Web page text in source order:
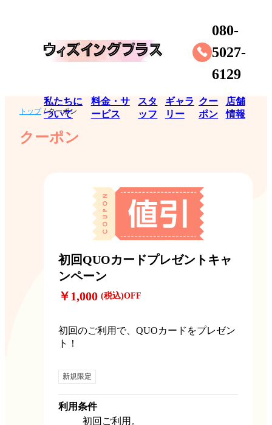
080-
5027-
6129
私たちに
ついて
料金・サ
ービス
スタ
ッフ
ギャラ
リー
クー
ポン
店舗
情報
トップ / クーポン
クーポン
初回QUOカードプレゼントキャ
ンペーン
￥1,000 (税込)OFF
初回のご利用で、QUOカードをプレゼン
ト！
新規限定
利用条件
初回ご利用。